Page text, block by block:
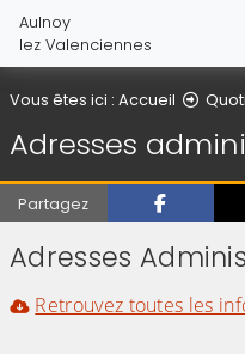
Aulnoy
lez Valenciennes
Vous êtes ici : Accueil
Adresses
Partagez
Adresses
Retrouvez toutes les